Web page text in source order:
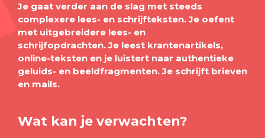
Je gaat verder aan de slag met steeds
complexere lees- en schrijfteksten. Je oefent
met uitgebreidere lees- en
schrijfopdrachten.Je leest krantenartikels,
online-teksten en je luistert naar authentieke
geluids- en beeldfragmenten. Je schrijft brieven
en mails.
Wat kan je verwachten?